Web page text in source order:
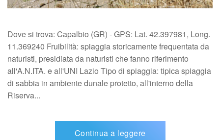
Dove si trova: Capalbio (GR) - GPS: Lat. 42.397981, Long.
11.369240 Fruibilità: spiaggia storicamente frequentata da
naturisti, presidiata da naturisti che fanno riferimento
all'A.N.ITA. e all'UNI Lazio Tipo di spiaggia: tipica spiaggia
di sabbia in ambiente dunale protetto, all'interno della
Riserva...
Continua a leggere